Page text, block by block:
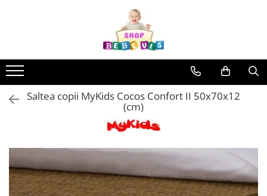
Carucioare copii
Carucioare copii sport
Carucioare copii 2in1
Accesorii carucioare copii
Genti mamici
Huse ploaie si antiinsecte
Saltea copii MyKids Cocos Confort II 50x70x12
(cm)